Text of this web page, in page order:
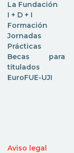
La Fundación
I + D + I
Formación
Jornadas
Prácticas
Becas para
titulados
EuroFUE-UJI
Aviso legal